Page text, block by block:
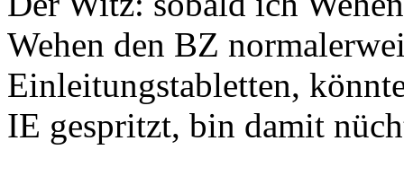
Wehen den BZ
Einleitungstabletten,
IE gespritzt, bin damit